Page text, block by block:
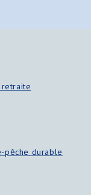
retraite
pêche durable